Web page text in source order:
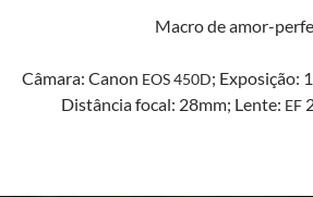
Macro de amor-
Câmara: Canon EOS 450D; Exposição:
Dis­tân­cia focal: 28mm; Lente: EF